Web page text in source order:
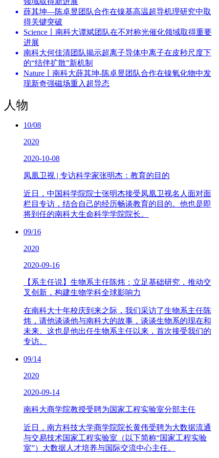
薛其坤—陈卓昱团队合作在镍基高温超导机理研究中取
得关键突破
Science丨南科大谭斌团队在不对称光催化领域取得重要
进展
南科大何佳清团队揭示超离子导体中离子在皮秒尺度下
的“结伴扩散”新机制
Nature丨南科大薛其坤-陈卓昱团队合作在镍氧化物中发
现新奇强磁场重入超导态
人物
10/08
2020
2020-10-08
凤凰卫视 | 专访科学家张明杰：教育的目的
近日，中国科学院院士张明杰接受凤凰卫视名人面对面
栏目专访，结合自己的经历畅谈教育的目的。他也是即
将到任的南科大生命科学学院院长。
09/16
2020
2020-09-16
【系主任说】生物系主任陈炜：立足基础研究，推动交
叉创新，构建生物学科全球影响力
在南科大十年校庆到来之际，我们采访了生物系主任陈
炜，请他谈谈他与南科大的故事，谈谈生物系的现在和
未来。这也是他出任生物系主任以来，首次接受我们的
专访。
09/14
2020
2020-09-14
南科大商学院教授受聘为国家工程实验室分部主任
近日，南方科技大学商学院院长黄伟受聘为大数据流通
与交易技术国家工程实验室（以下简称“国家工程实验
室”）大数据人才培养与国际交流中心主任。